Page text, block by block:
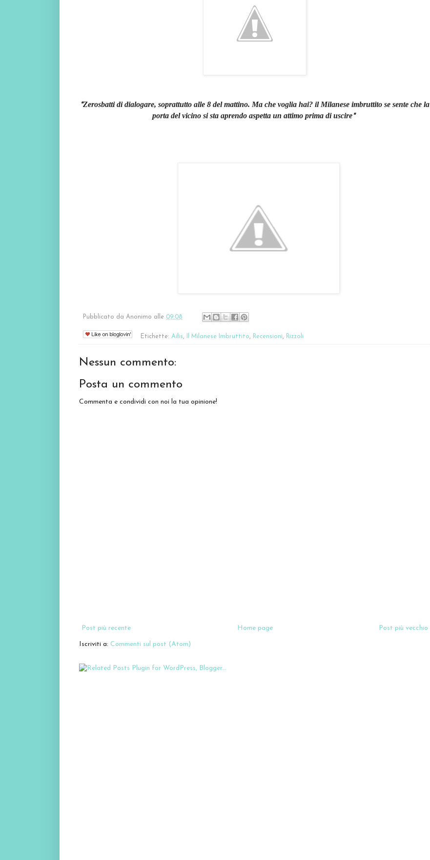
"Zerosbatti di dialogare, soprattutto alle 8 del mattino. Ma che voglia hai? il Milanese imbruttito se sente che la
porta del vicino si sta aprendo aspetta un attimo prima di uscire"
Pubblicato da Anonimo alle 09:08
Etichette: Ailis, Il Milanese Imbruttito, Recensioni, Rizzoli
Nessun commento:
Posta un commento
Commenta e condividi con noi la tua opinione!
Post più recente Post più vecchio
Home page
Iscriviti a: Commenti sul post (Atom)